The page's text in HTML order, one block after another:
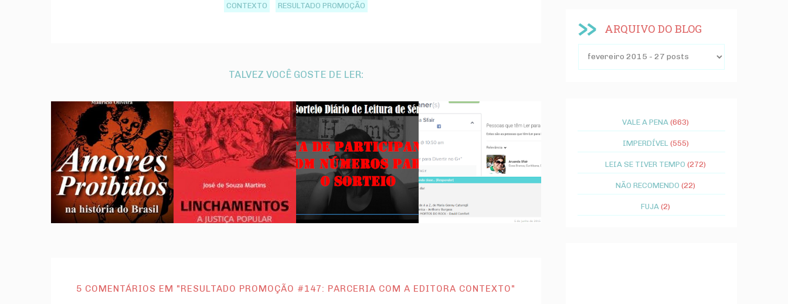
CONTEXTO RESULTADO PROMOÇÃO
TALVEZ VOCÊ GOSTE DE LER:
5 COMENTÁRIOS EM "RESULTADO PROMOÇÃO #147: PARCERIA COM A EDITORA CONTEXTO"
ARQUIVO DO BLOG
VALE A PENA (663)
IMPERDÍVEL (555)
LEIA SE TIVER TEMPO (272)
NÃO RECOMENDO (22)
FUJA (2)